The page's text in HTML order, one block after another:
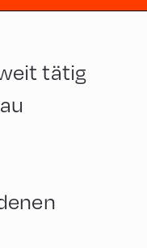
tätig